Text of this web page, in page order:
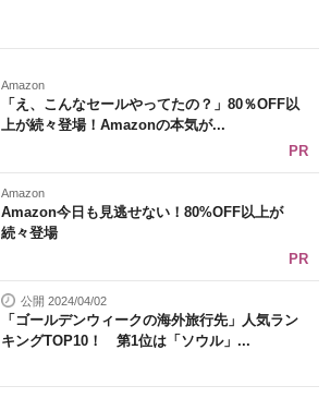
Amazon
「え、こんなセールやってたの？」80％OFF以
上が続々登場！Amazonの本気が...
PR
Amazon
Amazon今日も見逃せない！80%OFF以上が
続々登場
PR
公開 2024/04/02
「ゴールデンウィークの海外旅行先」人気ラン
キングTOP10！ 第1位は「ソウル」...